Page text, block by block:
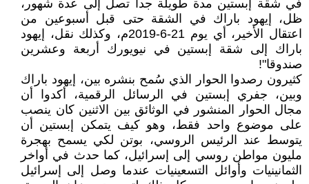
في شقة إبستين مدة طويلة جدا تصل إلى عدة شهور،
ظل، إيهود باراك في الشقة حتى قبل أسبوعين من
اعتقال الأخير، أي يوم 21-6-2019م، وكذلك نقل، إيهود
باراك إلى شقة إبستين في نيويورك أربعة وعشرين
صندوقا"!
كثيرون رصدوا الحوار الذي سُمح بنشره بين، إيهود باراك
وبين، جفري إبستين في الرسائل الرقمية، أكدوا أن
مجال الحوار المنشور في الوثائق بين الاثنين كان ينصب
على موضوع واحد فقط، وهو كيف يتمكن إبستين أن
يتوسط عند الرئيس الروسي، بوتن لكي يسمح بهجرة
مليون مواطن روسي إلى إسرائيل، كما حدث في أواخر
الثمانينيات وأوائل التسعينيات عندما وصل إلى إسرائيل